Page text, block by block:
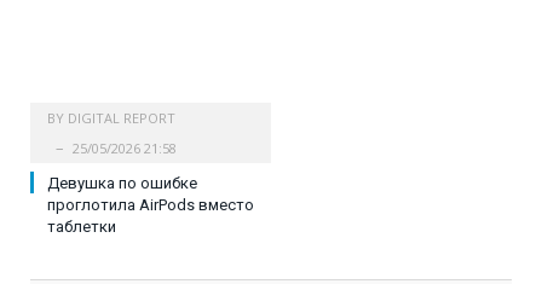
BY DIGITAL REPORT
25/05/2026 21:58
Девушка по ошибке
проглотила AirPods вместо
таблетки